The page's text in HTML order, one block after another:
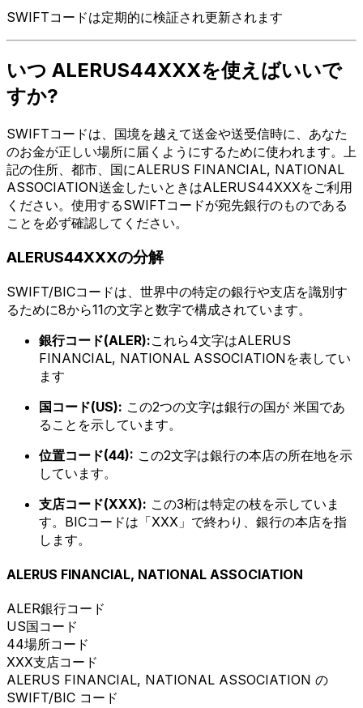
SWIFTコードは定期的に検証され更新されます
いつ ALERUS44XXXを使えばいいで
すか?
SWIFTコードは、国境を越えて送金や送受信時に、あなた
のお金が正しい場所に届くようにするために使われます。上
記の住所、都市、国にALERUS FINANCIAL, NATIONAL
ASSOCIATION送金したいときはALERUS44XXXをご利用
ください。使用するSWIFTコードが宛先銀行のものである
ことを必ず確認してください。
ALERUS44XXXの分解
SWIFT/BICコードは、世界中の特定の銀行や支店を識別す
るために8から11の文字と数字で構成されています。
銀行コード(ALER):これら4文字はALERUS
FINANCIAL, NATIONAL ASSOCIATIONを表してい
ます
国コード(US): この2つの文字は銀行の国が 米国であ
ることを示しています。
位置コード(44): この2文字は銀行の本店の所在地を示
しています。
支店コード(XXX): この3桁は特定の枝を示していま
す。BICコードは「XXX」で終わり、銀行の本店を指
します。
ALERUS FINANCIAL, NATIONAL ASSOCIATION
ALER銀行コード
US国コード
44場所コード
XXX支店コード
ALERUS FINANCIAL, NATIONAL ASSOCIATION の
SWIFT/BIC コード